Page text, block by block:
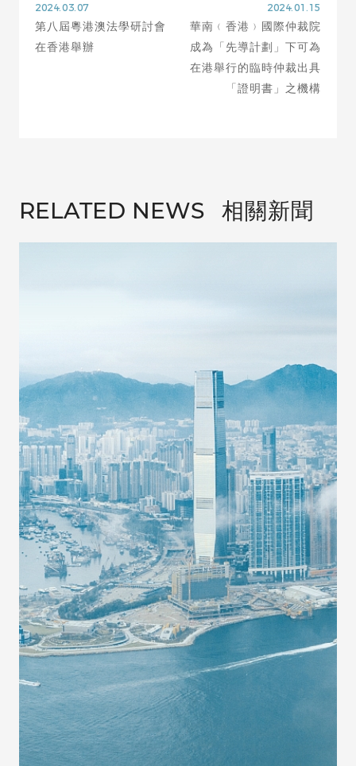
2024.03.07
第八屆粵港澳法學研討會
在香港舉辦
2024.01.15
華南﹙香港﹚國際仲裁院
成為「先導計劃」下可為
在港舉行的臨時仲裁出具
「證明書」之機構
RELATED NEWS 相關新聞